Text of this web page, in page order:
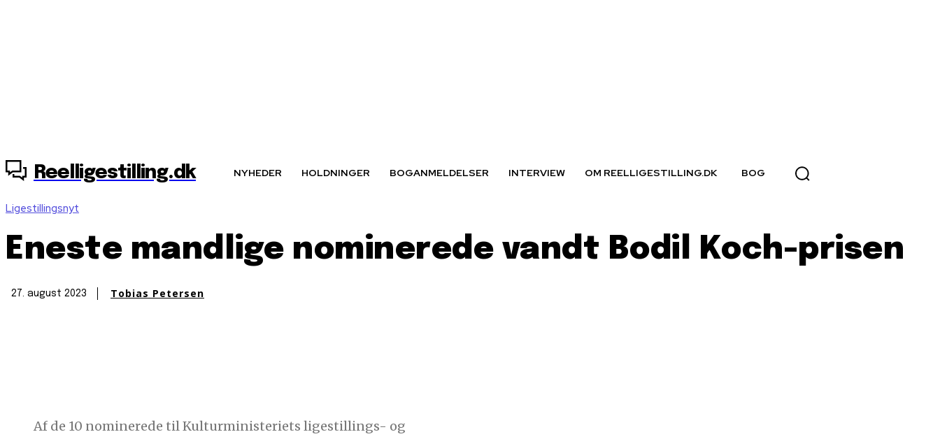
Reelligestilling.dk NYHEDER HOLDNINGER BOGANMELDELSER INTERVIEW OM REELLIGESTILLING.DK BOG
Ligestillingsnyt
Eneste mandlige nominerede vandt Bodil Koch-prisen
27. august 2023 Tobias Petersen
Af de 10 nominerede til Kulturministeriets ligestillings- og